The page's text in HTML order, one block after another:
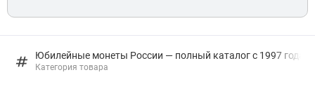
Юбилейные монеты России — полный каталог с 1997 года:
Категория товара